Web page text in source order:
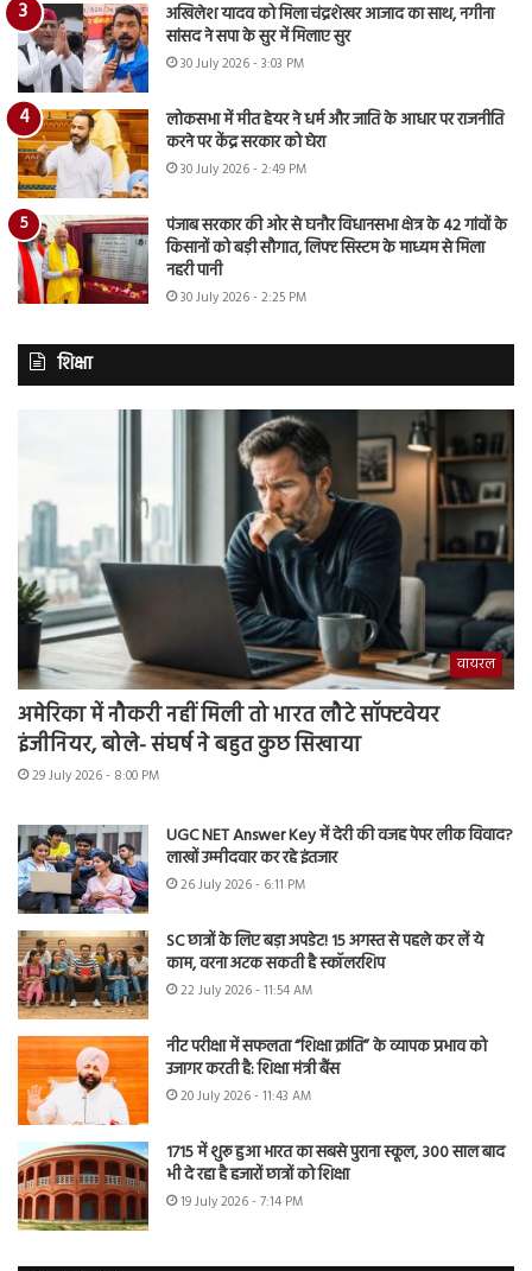
अखिलेश यादव को मिला चंद्रशेखर आजाद का साथ, नगीना
सांसद ने सपा के सुर में मिलाए सुर
30 July 2026 - 3:03 PM
लोकसभा में मीत हेयर ने धर्म और जाति के आधार पर राजनीति
करने पर केंद्र सरकार को घेरा
30 July 2026 - 2:49 PM
पंजाब सरकार की ओर से घनौर विधानसभा क्षेत्र के 42 गांवों के
किसानों को बड़ी सौगात, लिफ्ट सिस्टम के माध्यम से मिला
नहरी पानी
30 July 2026 - 2:25 PM
शिक्षा
वायरल
अमेरिका में नौकरी नहीं मिली तो भारत लौटे सॉफ्टवेयर
इंजीनियर, बोले- संघर्ष ने बहुत कुछ सिखाया
29 July 2026 - 8:00 PM
UGC NET Answer Key में देरी की वजह पेपर लीक विवाद?
लाखों उम्मीदवार कर रहे इंतजार
26 July 2026 - 6:11 PM
SC छात्रों के लिए बड़ा अपडेट! 15 अगस्त से पहले कर लें ये
काम, वरना अटक सकती है स्कॉलरशिप
22 July 2026 - 11:54 AM
नीट परीक्षा में सफलता “शिक्षा क्रांति” के व्यापक प्रभाव को
उजागर करती है: शिक्षा मंत्री बैंस
20 July 2026 - 11:43 AM
1715 में शुरू हुआ भारत का सबसे पुराना स्कूल, 300 साल बाद
भी दे रहा है हजारों छात्रों को शिक्षा
19 July 2026 - 7:14 PM